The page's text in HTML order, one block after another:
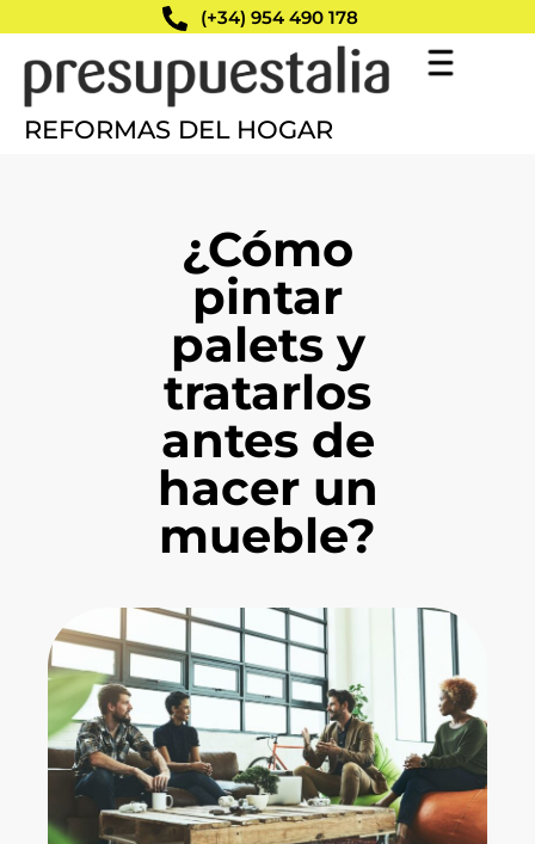
(+34) 954 490 178
REFORMAS DEL HOGAR
¿Cómo
pintar
palets y
tratarlos
antes de
hacer un
mueble?